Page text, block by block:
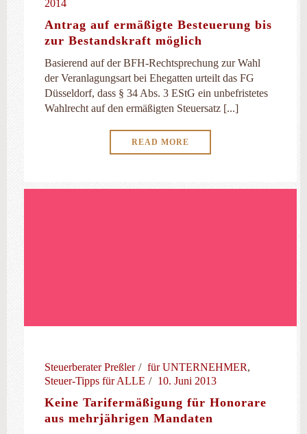
2014
Antrag auf ermäßigte Besteuerung bis
zur Bestandskraft möglich
Basierend auf der BFH-Rechtsprechung zur Wahl
der Veranlagungsart bei Ehegatten urteilt das FG
Düsseldorf, dass § 34 Abs. 3 EStG ein unbefristetes
Wahlrecht auf den ermäßigten Steuersatz [...]
READ MORE
Steuerberater Preßler für UNTERNEHMER,
Steuer-Tipps für ALLE
10. Juni 2013
Keine Tarifermäßigung für Honorare
aus mehrjährigen Mandaten